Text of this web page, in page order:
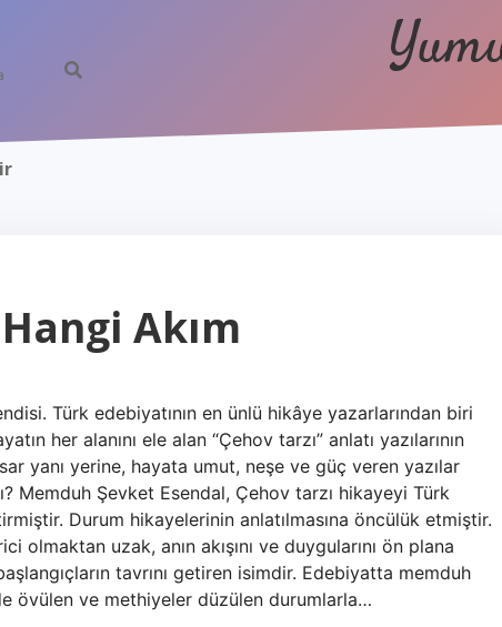
Akım
Türk edebiyatının en ünlü hikâye yazarlarından biri
her alanını ele alan “Çehov tarzı” anlatı yazılarının
yanı yerine, hayata umut, neşe ve güç veren yazılar
Memduh Şevket Esendal, Çehov tarzı hikayeyi Türk
Durum hikayelerinin anlatılmasına öncülük etmiştir.
olmaktan uzak, anın akışını ve duygularını ön plana
tavrını getiren isimdir. Edebiyatta memduh
övülen ve methiyeler düzülen durumlarla…